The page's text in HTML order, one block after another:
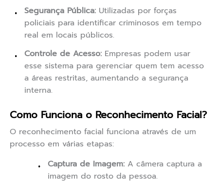
Segurança Pública: Utilizadas por forças
policiais para identificar criminosos em tempo
real em locais públicos.
Controle de Acesso: Empresas podem usar
esse sistema para gerenciar quem tem acesso
a áreas restritas, aumentando a segurança
interna.
Como Funciona o Reconhecimento Facial?
O reconhecimento facial funciona através de um
processo em várias etapas:
Captura de Imagem: A câmera captura a
imagem do rosto da pessoa.